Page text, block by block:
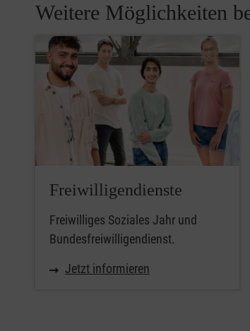
Weitere Möglichkeiten
Freiwilligendienste
Freiwilliges Soziales Jahr und
Bundesfreiwilligendienst.
Jetzt informieren